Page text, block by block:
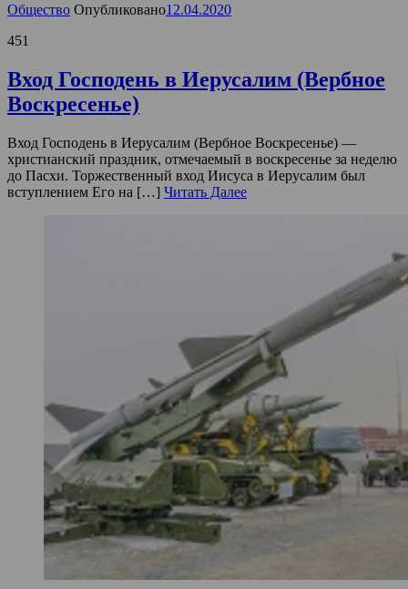
Общество Опубликовано12.04.2020
451
Вход Господень в Иерусалим (Вербное
Воскресенье)
Вход Господень в Иерусалим (Вербное Воскресенье) —
христианский праздник, отмечаемый в воскресенье за неделю
до Пасхи. Торжественный вход Иисуса в Иерусалим был
вступлением Его на […] Читать Далее